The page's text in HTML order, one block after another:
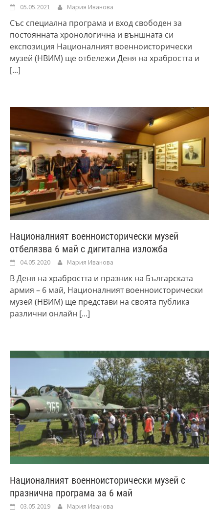
05.05.2021 Мария Иванова
Със специална програма и вход свободен за
постоянната хронологична и външната си
експозиция Националният военноисторически
музей (НВИМ) ще отбележи Деня на храбростта и
[...]
Националният военноисторически музей
отбелязва 6 май с дигитална изложба
04.05.2020 Мария Иванова
В Деня на храбростта и празник на Българската
армия – 6 май, Националният военноисторически
музей (НВИМ) ще представи на своята публика
различни онлайн [...]
Националният военноисторически музей с
празнична програма за 6 май
03.05.2019 Мария Иванова